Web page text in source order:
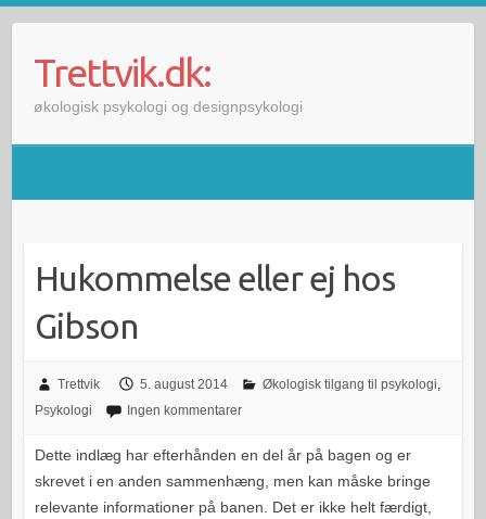
Trettvik.dk:
økologisk psykologi og designpsykologi
Hukommelse eller ej hos
Gibson
Trettvik 5. august 2014 Økologisk tilgang til psykologi,
Psykologi
Ingen kommentarer
Dette indlæg har efterhånden en del år på bagen og er
skrevet i en anden sammenhæng, men kan måske bringe
relevante informationer på banen. Det er ikke helt færdigt,